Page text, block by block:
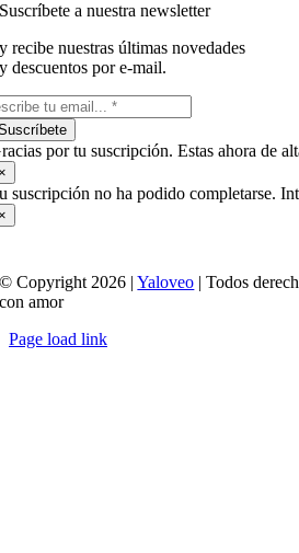
Suscríbete a nuestra newsletter
y recibe nuestras últimas novedades
y descuentos por e-mail.
por tu suscripción. Estas ahora de
suscripción no ha podido completarse.
© Copyright 2026 |Yaloveo | Todos
con amor
Page load link